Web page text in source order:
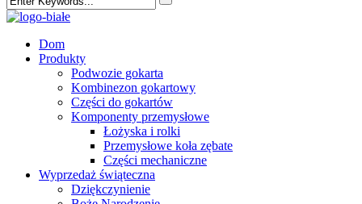
Dom
Produkty
Podwozie gokarta
Kombinezon gokartowy
Części do gokartów
Komponenty przemysłowe
Łożyska i rolki
Przemysłowe koła zębate
Części mechaniczne
Wyprzedaż świąteczna
Dziękczynienie